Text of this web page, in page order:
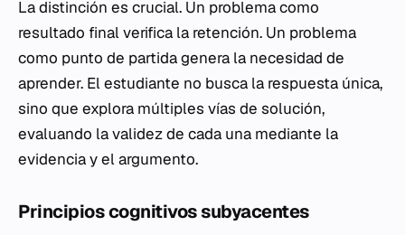
La distinción es crucial. Un problema como
resultado final verifica la retención. Un problema
como punto de partida genera la necesidad de
aprender. El estudiante no busca la respuesta única,
sino que explora múltiples vías de solución,
evaluando la validez de cada una mediante la
evidencia y el argumento.
Principios cognitivos subyacentes